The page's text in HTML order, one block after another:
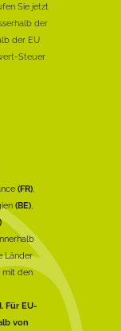
Sie jetzt
der
der EU
Steuer
(FR),
(BE),
Länder
mit den
Für EU-
von